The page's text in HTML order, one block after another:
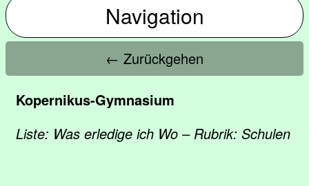
Navigation
← Zurückgehen
Kopernikus-Gymnasium
Liste: Was erledige ich Wo – Rubrik: Schulen